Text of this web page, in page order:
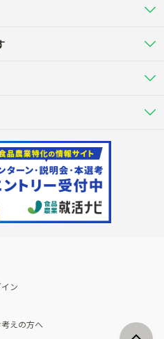
その他畜産
その他動物の畜産業（羊、ウズラな
ど）
ビニールハウスで多様な野菜の生産
植物工場
環境制御された工場で野菜の生産管
理
流通･商社
農産物・農産品の物流・卸し・輸出
入
福祉
漁業･養殖
魚介類の採捕・養殖、または水産加
工場
専門職（獣医師･人工授精師･
WEB･IT
AT免許OK
管理者･幹部採用
年間休日100日以上
独立支援可能
ン
えの方へ